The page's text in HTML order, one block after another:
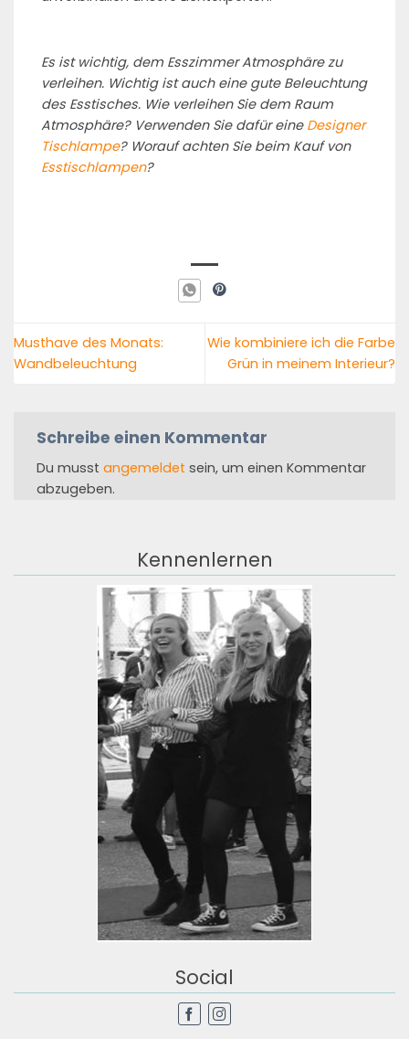
Es ist wichtig, dem Esszimmer Atmosphäre zu
verleihen. Wichtig ist auch eine gute Beleuchtung
des Esstisches. Wie verleihen Sie dem Raum
Atmosphäre? Verwenden Sie dafür eine Designer
Tischlampe? Worauf achten Sie beim Kauf von
Esstischlampen?
Musthave des Monats:
Wandbeleuchtung
Wie kombiniere ich die Farbe
Grün in meinem Interieur?
Schreibe einen Kommentar
Du musst angemeldet sein, um einen Kommentar
abzugeben.
Kennenlernen
Social